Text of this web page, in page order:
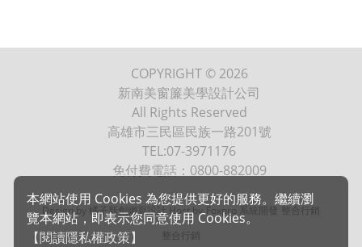
本網站使用 Cookies 為您提供更好的服務。繼續瀏
覽本網站，即表示您同意使用 Cookies。
【閱讀隱私權政策】
COPYRIGHT © 2026
新南美窗簾美學設計公司
All Rights Reserved
高雄市三民區民族一路201號
TEL:07-3971176
免付費電話：0800-882009
Design by 橘子新創網頁設計Host by Foxpro 系統開發 整合行銷
整合行銷